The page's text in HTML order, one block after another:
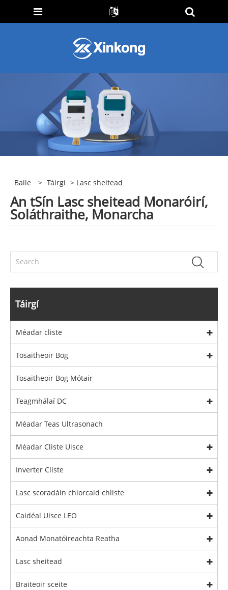
Baile > Táirgí > Lasc sheitead
An tSín Lasc sheitead Monaróirí,
Soláthraithe, Monarcha
Táirgí
Méadar cliste
Tosaitheoir Bog
Tosaitheoir Bog Mótair
Teagmhálaí DC
Méadar Teas Ultrasonach
Méadar Cliste Uisce
Inverter Cliste
Lasc scoradáin chiorcaid chliste
Caidéal Uisce LEO
Aonad Monatóireachta Reatha
Lasc sheitead
Braiteoir sceite